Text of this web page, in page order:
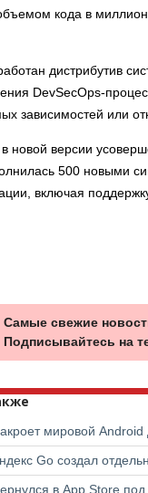
кода в
дистрибутив
DevSecOps-
зависимостей или
новой версии
500 новыми
включая
Самые свежие
Подписывайтесь на
мировой Android
Go создал
в App Store